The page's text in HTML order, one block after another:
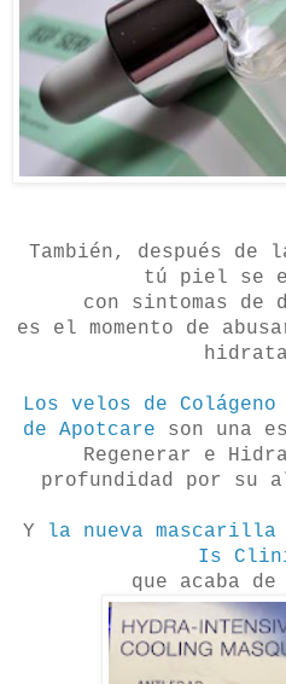
También, después
tú piel se
con sintomas de
es el momento de
Los velos de
de Apotcare son una
Regenerar e
profundidad por su
Y la nueva mascarilla
Is
que acaba